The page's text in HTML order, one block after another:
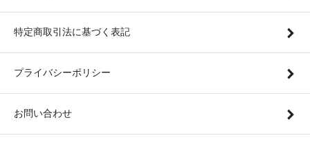
特定商取引法に基づく表記
プライバシーポリシー
お問い合わせ